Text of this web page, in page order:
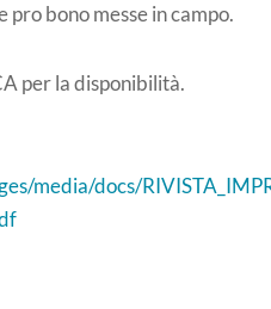
bono messe in campo.
per la disponibilità.
media/docs/